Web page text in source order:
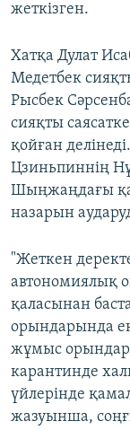
жеткізген.
Хатқа Дулат
Медетбек
Рысбек
сияқты
қойған
Цзиньпиннің
Шыңжаңдағы
назарын
"Жеткен
автономиялық
қаласынан
орындарында
жұмыс
карантинде
үйлерінде
жазуынша,